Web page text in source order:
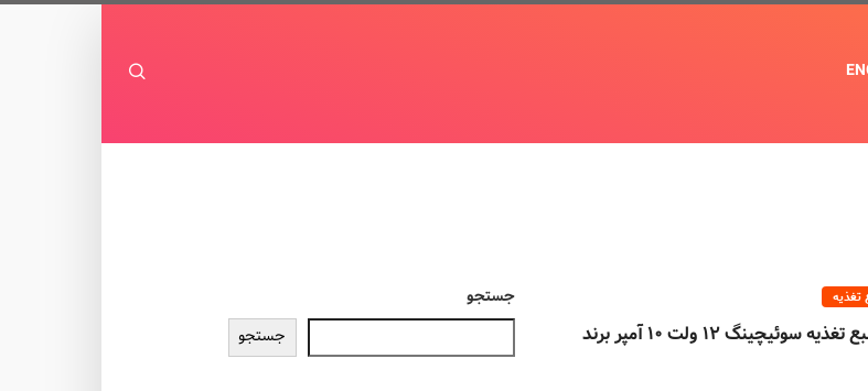
تغذیه
بررسی منبع تغذیه سوئیچینگ 12 ولت 10 آمپر برند
جستجو
جستجو